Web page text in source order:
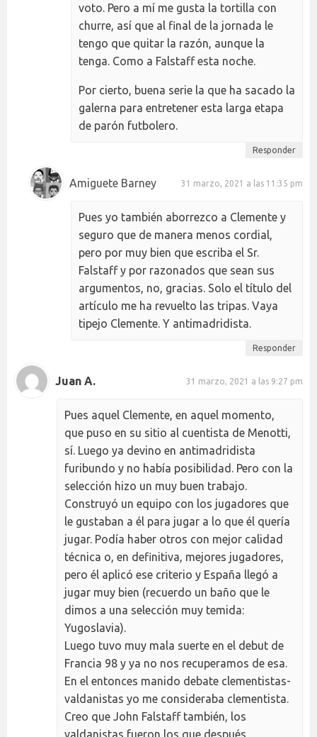
voto. Pero a mí me gusta la tortilla con
churre, así que al final de la jornada le
tengo que quitar la razón, aunque la
tenga. Como a Falstaff esta noche.
Por cierto, buena serie la que ha sacado la
galerna para entretener esta larga etapa
de parón futbolero.
Responder
Amiguete Barney 31 marzo, 2021 a las 11:35 pm
Pues yo también aborrezco a Clemente y
seguro que de manera menos cordial,
pero por muy bien que escriba el Sr.
Falstaff y por razonados que sean sus
argumentos, no, gracias. Solo el título del
artículo me ha revuelto las tripas. Vaya
tipejo Clemente. Y antimadridista.
Responder
Juan A. 31 marzo, 2021 a las 9:27 pm
Pues aquel Clemente, en aquel momento,
que puso en su sitio al cuentista de Menotti,
sí. Luego ya devino en antimadridista
furibundo y no había posibilidad. Pero con la
selección hizo un muy buen trabajo.
Construyó un equipo con los jugadores que
le gustaban a él para jugar a lo que él quería
jugar. Podía haber otros con mejor calidad
técnica o, en definitiva, mejores jugadores,
pero él aplicó ese criterio y España llegó a
jugar muy bien (recuerdo un baño que le
dimos a una selección muy temida:
Yugoslavia).
Luego tuvo muy mala suerte en el debut de
Francia 98 y ya no nos recuperamos de esa.
En el entonces manido debate clementistas-
valdanistas yo me consideraba clementista.
Creo que John Falstaff también, los
valdanistas fueron los que después